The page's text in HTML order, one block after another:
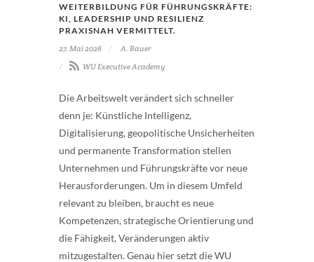
WEITERBILDUNG FÜR FÜHRUNGSKRÄFTE:
KI, LEADERSHIP UND RESILIENZ
PRAXISNAH VERMITTELT.
27. Mai 2026
A. Bauer
WU Executive Academy
Die Arbeitswelt verändert sich schneller
denn je: Künstliche Intelligenz,
Digitalisierung, geopolitische Unsicherheiten
und permanente Transformation stellen
Unternehmen und Führungskräfte vor neue
Herausforderungen. Um in diesem Umfeld
relevant zu bleiben, braucht es neue
Kompetenzen, strategische Orientierung und
die Fähigkeit, Veränderungen aktiv
mitzugestalten. Genau hier setzt die WU